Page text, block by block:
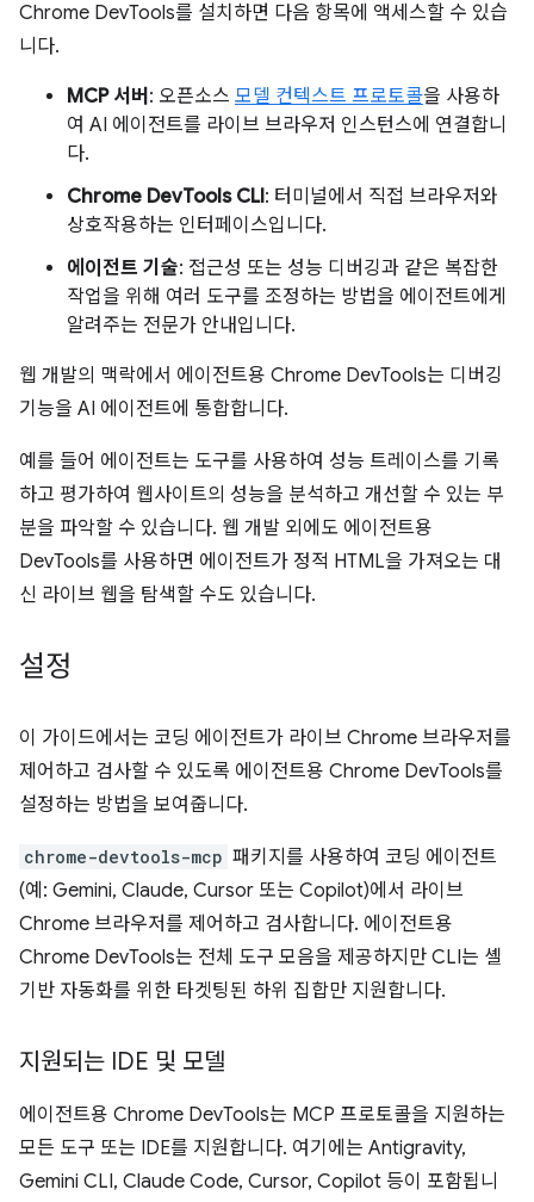
Chrome DevTools를 설치하면 다음 항목에 액세스할 수 있습
니다.
MCP 서버 : 오픈소스 모델 컨텍스트 프로토콜을 사용하
여 AI 에이전트를 라이브 브라우저 인스턴스에 연결합니
다.
Chrome DevTools CLI: 터미널에서 직접 브라우저와
상호작용하는 인터페이스입니다.
에이전트 기술: 접근성 또는 성능 디버깅과 같은 복잡한
작업을 위해 여러 도구를 조정하는 방법을 에이전트에게
알려주는 전문가 안내입니다.
웹 개발의 맥락에서 에이전트용 Chrome DevTools는 디버깅
기능을 AI 에이전트에 통합합니다.
예를 들어 에이전트는 도구를 사용하여 성능 트레이스를 기록
하고 평가하여 웹사이트의 성능을 분석하고 개선할 수 있는 부
분을 파악할 수 있습니다. 웹 개발 외에도 에이전트용
DevTools를 사용하면 에이전트가 정적 HTML을 가져오는 대
신 라이브 웹을 탐색할 수도 있습니다.
설정
이 가이드에서는 코딩 에이전트가 라이브 Chrome 브라우저를
제어하고 검사할 수 있도록 에이전트용 Chrome DevTools를
설정하는 방법을 보여줍니다.
chrome-devtools-mcp 패키지를 사용하여 코딩 에이전트
(예: Gemini, Claude, Cursor 또는 Copilot)에서 라이브
Chrome 브라우저를 제어하고 검사합니다. 에이전트용
Chrome DevTools는 전체 도구 모음을 제공하지만 CLI는 셸
기반 자동화를 위한 타겟팅된 하위 집합만 지원합니다.
지원되는 IDE 및 모델
에이전트용 Chrome DevTools는 MCP 프로토콜을 지원하는
모든 도구 또는 IDE를 지원합니다. 여기에는 Antigravity,
Gemini CLI, Claude Code, Cursor, Copilot 등이 포함됩니